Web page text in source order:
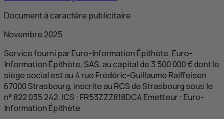
Document à caractère publicitaire
Novembre 2025
Service fourni parEuro-Information Épithète. Euro-
Information Épithète, SAS, au capital de 3 500 000 € dont le
siège social est au 4 rue Frédéric-Guillaume Raiffeisen
67000 Strasbourg, inscrite auRCSde Strasbourg sous le
n° 822 035 242. ICS : FR53ZZZ818DC4 Emetteur : Euro-
Information Épithète.